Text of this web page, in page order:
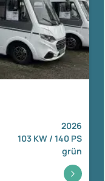
2026
103 KW / 140 PS
grün